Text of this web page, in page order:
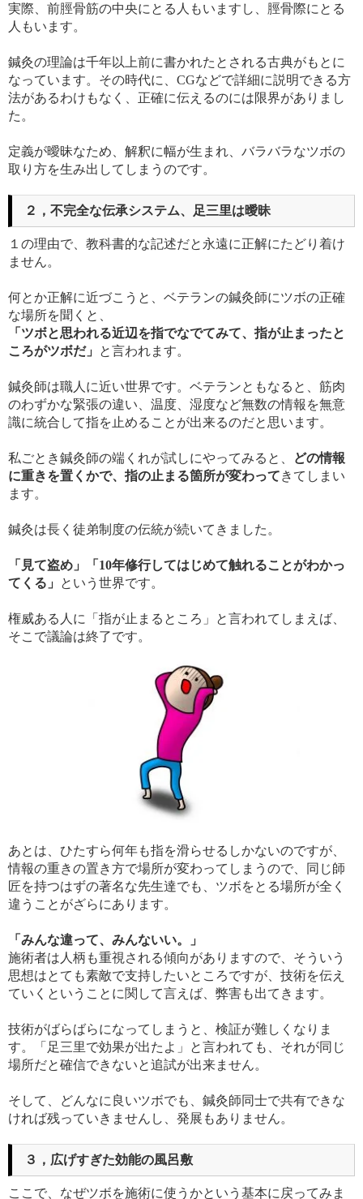
実際、前脛骨筋の中央にとる人もいますし、脛骨際にとる
人もいます。
鍼灸の理論は千年以上前に書かれたとされる古典がもとに
なっています。その時代に、CGなどで詳細に説明できる方
法があるわけもなく、正確に伝えるのには限界がありまし
た。
定義が曖昧なため、解釈に幅が生まれ、バラバラなツボの
取り方を生み出してしまうのです。
２，不完全な伝承システム、足三里は曖昧
１の理由で、教科書的な記述だと永遠に正解にたどり着け
ません。
何とか正解に近づこうと、ベテランの鍼灸師にツボの正確
な場所を聞くと、
「ツボと思われる近辺を指でなでてみて、指が止まったと
ころがツボだ」
と言われます。
鍼灸師は職人に近い世界です。ベテランともなると、筋肉
のわずかな緊張の違い、温度、湿度など無数の情報を無意
識に統合して指を止めることが出来るのだと思います。
私ごとき鍼灸師の端くれが試しにやってみると、
どの情報
に重きを置くかで、指の止まる箇所が変わってきてしまい
ます。
鍼灸は長く徒弟制度の伝統が続いてきました。
「見て盗め」「10年修行してはじめて触れることがわかっ
てくる」
という世界です。
権威ある人に「指が止まるところ」と言われてしまえば、
そこで議論は終了です。
あとは、ひたすら何年も指を滑らせるしかないのですが、
情報の重きの置き方で場所が変わってしまうので、同じ師
匠を持つはずの著名な先生達でも、ツボをとる場所が全く
違うことがざらにあります。
「みんな違って、みんないい。」
施術者は人柄も重視される傾向がありますので、そういう
思想はとても素敵で支持したいところですが、技術を伝え
ていくということに関して言えば、弊害も出てきます。
技術がばらばらになってしまうと、検証が難しくなりま
す。「足三里で効果が出たよ」と言われても、それが同じ
場所だと確信できないと追試が出来ません。
そして、どんなに良いツボでも、鍼灸師同士で共有できな
ければ残っていきませんし、発展もありません。
３，広げすぎた効能の風呂敷
ここで、なぜツボを施術に使うかという基本に戻ってみま